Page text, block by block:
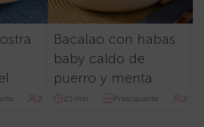
2
Bacalao con habas
baby caldo de
puerro y menta
25 min Principiante 2